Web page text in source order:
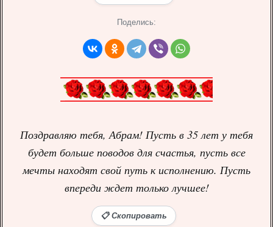
Поделись:
Поздравляю тебя, Абрам! Пусть в 35 лет у тебя
будет больше поводов для счастья, пусть все
мечты находят свой путь к исполнению. Пусть
впереди ждет только лучшее!
📋 Скопировать